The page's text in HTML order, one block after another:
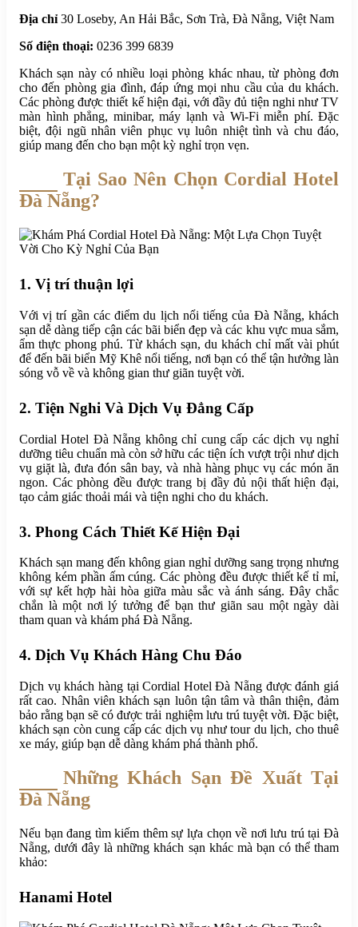
Địa chỉ 30 Loseby, An Hải Bắc, Sơn Trà, Đà Nẵng, Việt Nam
Số điện thoại: 0236 399 6839
Khách sạn này có nhiều loại phòng khác nhau, từ phòng đơn
cho đến phòng gia đình, đáp ứng mọi nhu cầu của du khách.
Các phòng được thiết kế hiện đại, với đầy đủ tiện nghi như TV
màn hình phẳng, minibar, máy lạnh và Wi-Fi miễn phí. Đặc
biệt, đội ngũ nhân viên phục vụ luôn nhiệt tình và chu đáo,
giúp mang đến cho bạn một kỳ nghỉ trọn vẹn.
Tại Sao Nên Chọn Cordial Hotel
Đà Nẵng?
1. Vị trí thuận lợi
Với vị trí gần các điểm du lịch nổi tiếng của Đà Nẵng, khách
sạn dễ dàng tiếp cận các bãi biển đẹp và các khu vực mua sắm,
ẩm thực phong phú. Từ khách sạn, du khách chỉ mất vài phút
để đến bãi biển Mỹ Khê nổi tiếng, nơi bạn có thể tận hưởng làn
sóng vỗ về và không gian thư giãn tuyệt vời.
2. Tiện Nghi Và Dịch Vụ Đẳng Cấp
Cordial Hotel Đà Nẵng không chỉ cung cấp các dịch vụ nghỉ
dưỡng tiêu chuẩn mà còn sở hữu các tiện ích vượt trội như dịch
vụ giặt là, đưa đón sân bay, và nhà hàng phục vụ các món ăn
ngon. Các phòng đều được trang bị đầy đủ nội thất hiện đại,
tạo cảm giác thoải mái và tiện nghi cho du khách.
3. Phong Cách Thiết Kế Hiện Đại
Khách sạn mang đến không gian nghỉ dưỡng sang trọng nhưng
không kém phần ấm cúng. Các phòng đều được thiết kế tỉ mỉ,
với sự kết hợp hài hòa giữa màu sắc và ánh sáng. Đây chắc
chắn là một nơi lý tưởng để bạn thư giãn sau một ngày dài
tham quan và khám phá Đà Nẵng.
4. Dịch Vụ Khách Hàng Chu Đáo
Dịch vụ khách hàng tại Cordial Hotel Đà Nẵng được đánh giá
rất cao. Nhân viên khách sạn luôn tận tâm và thân thiện, đảm
bảo rằng bạn sẽ có được trải nghiệm lưu trú tuyệt vời. Đặc biệt,
khách sạn còn cung cấp các dịch vụ như tour du lịch, cho thuê
xe máy, giúp bạn dễ dàng khám phá thành phố.
Những Khách Sạn Đề Xuất Tại
Đà Nẵng
Nếu bạn đang tìm kiếm thêm sự lựa chọn về nơi lưu trú tại Đà
Nẵng, dưới đây là những khách sạn khác mà bạn có thể tham
khảo:
Hanami Hotel